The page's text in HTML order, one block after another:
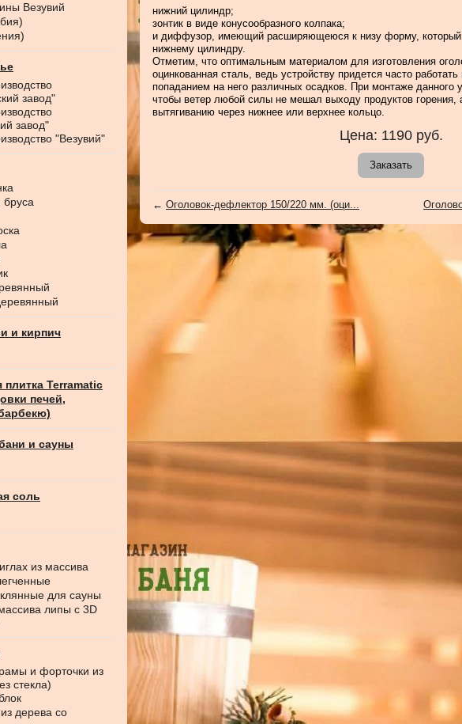
Везувий
завод"
завод"
"Везувий"
и кирпич
плитка Terramatic
печей,
и сауны
соль
из массива
для сауны
липы с 3D
и форточки из
стекла)
дерева со
нижний цилиндр;
зонтик в виде конусообразного колпака;
и диффузор, имеющий расширяющеюся к низу форму, который
нижнему цилиндру.
Отметим, что оптимальным материалом для изготовления
оцинкованная сталь, ведь устройству придется часто
попаданием на него различных осадков. При монтаже данного
чтобы ветер любой силы не мешал выходу продуктов горения,
вытягиванию через нижнее или верхнее кольцо.
Цена: 1190руб.
Заказать
← Оголовок-дефлектор 150/220 мм. (оци...